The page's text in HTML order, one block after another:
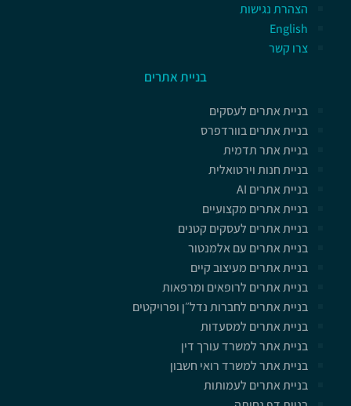
הצהרת נגישות
English
צרו קשר
בניית אתרים
בניית אתרים לעסקים
בניית אתרים בוורדפרס
בניית אתר תדמית
בניית חנות וירטואלית
בניית אתרים AI
בניית אתרים מקצועיים
בניית אתרים לעסקים קטנים
בניית אתרים עם אלמנטור
בניית אתרים מעיצוב קיים
בניית אתרים לרופאים ומרפאות
בניית אתרים לחברות נדל״ן ופרויקטים
בניית אתרים למסעדות
בניית אתר למשרד עורך דין
בניית אתר למשרד רואי חשבון
בניית אתרים לעמותות